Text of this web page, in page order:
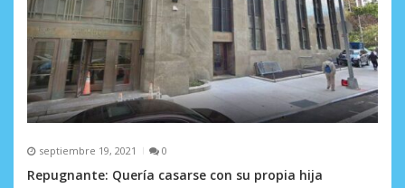
septiembre 19, 2021 0
Repugnante: Quería casarse con su propia hija